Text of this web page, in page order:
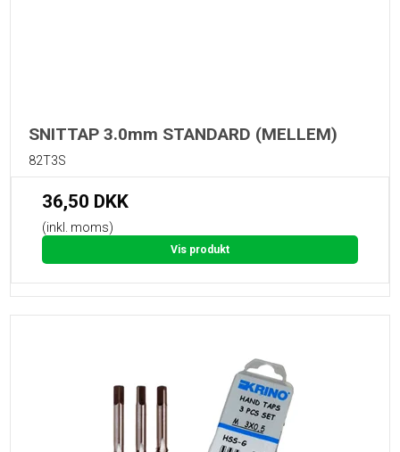
SNITTAP 3.0mm STANDARD (MELLEM)
82T3S
36,50 DKK
(inkl. moms)
Vis produkt